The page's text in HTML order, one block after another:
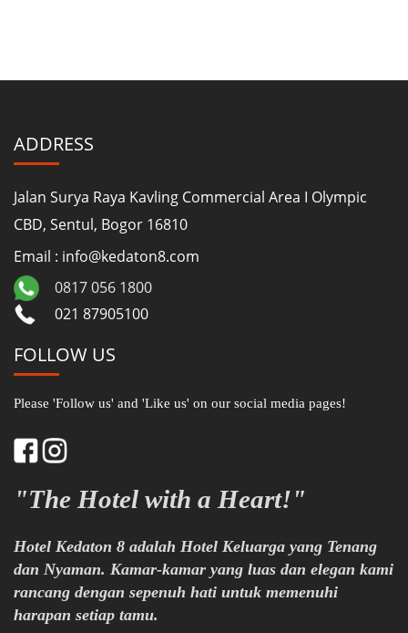
ADDRESS
Jalan Surya Raya Kavling Commercial Area I Olympic
CBD, Sentul, Bogor 16810
Email : info@kedaton8.com
0817 056 1800
021 87905100
FOLLOW US
Please 'Follow us' and 'Like us' on our social media pages!
"The Hotel with a Heart!"
Hotel Kedaton 8 adalah Hotel Keluarga yang Tenang
dan Nyaman. Kamar-kamar yang luas dan elegan kami
rancang dengan sepenuh hati untuk memenuhi
harapan setiap tamu.